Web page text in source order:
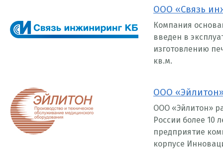
ООО «Связь
Компания
введен в
изготовлению
кв.м.
ООО
ООО «Эйлитон»
России более 10
предприятие
корпусе